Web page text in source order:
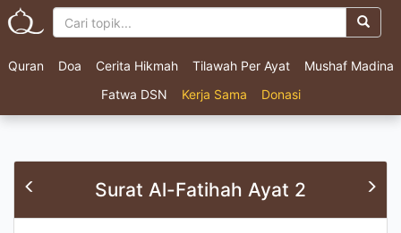
Quran Doa Cerita Hikmah Tilawah Per Ayat
Mushaf Madina
Fatwa DSN
Kerja Sama Donasi
Surat Al-Fatihah Ayat 2